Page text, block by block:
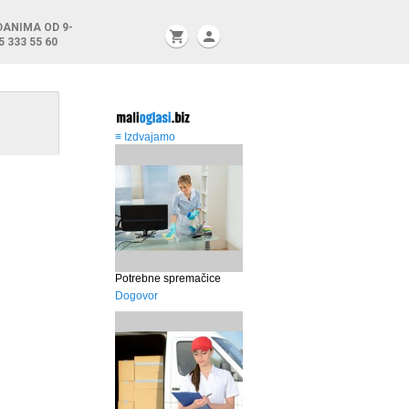
OD 9-
333 55 60
shopping_cart person